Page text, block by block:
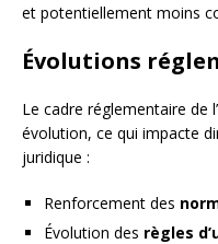
et potentiellement moins
Évolutions
Le cadre réglementaire de
évolution, ce qui impacte
juridique :
Renforcement des
Évolution des règles